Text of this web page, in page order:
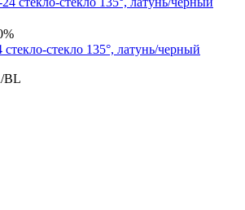
стекло 135°, латунь/черный
BL